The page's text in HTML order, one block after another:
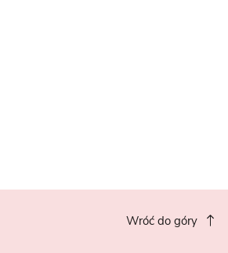
Wróć do góry